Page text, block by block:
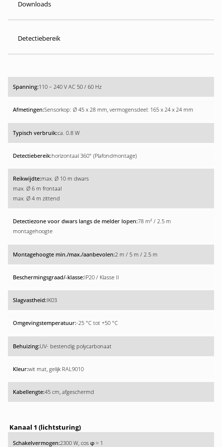
Downloads
Detectiebereik
110 – 240 V AC 50 / 60 Hz
Sensorkop: Ø 45 x 28 mm, vermogensdeel: 165 x 24 x 24 mm
ca. 0.8 W
horizontaal 360° (Plafondmontage)
max. Ø 10 m dwars
max. Ø 6 m frontaal
max. Ø 4 m zittend
78 m² / 2.5 m
montagehoogte
2 m / 5 m / 2.5 m
IP20 / Klasse II
IK03
-25 °C tot +50 °C
UV- bestendig polycarbonaat
wit mat, gelijk RAL9010
45 cm, afgeschermd
Kanaal 1 (lichtsturing)
2300 W, cos φ = 1